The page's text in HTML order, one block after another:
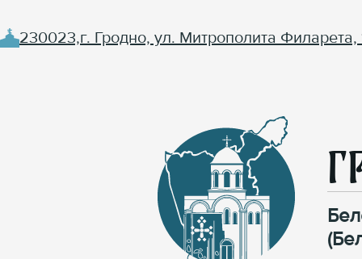
230023,г. Гродно, ул. Митрополита Филарета,